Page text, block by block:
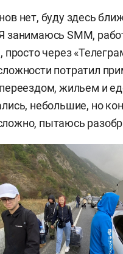
нет, буду здесь
занимаюсь SMM,
просто через
потратил
жильем и
небольшие, но
пытаюсь